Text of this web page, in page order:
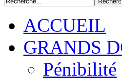
ACCUEIL
GRANDS
Pénibilité